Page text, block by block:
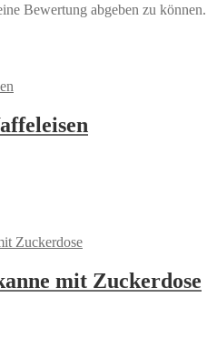
Bewertung abgeben zu können.
mit Zuckerdose